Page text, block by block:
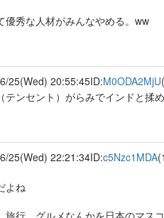
優秀な人材がみんなやめる。ww
25(Wed) 20:55:45ID:M0ODA2MjU
テンセント）がらみでインドと揉
25(Wed) 22:21:34ID:c5Nzc1MDA
よね